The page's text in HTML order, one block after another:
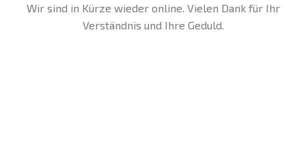
Wir sind in Kürze wieder online. Vielen Dank für Ihr
Verständnis und Ihre Geduld.